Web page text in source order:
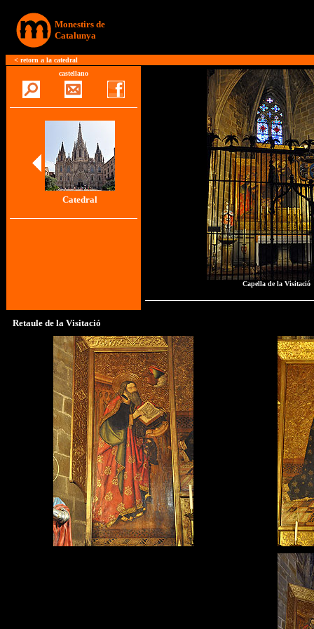
Monestirs de
Catalunya
< retorn a la catedral
castellano
Catedral
Capella de la Visitació
Retaule de la Visitació